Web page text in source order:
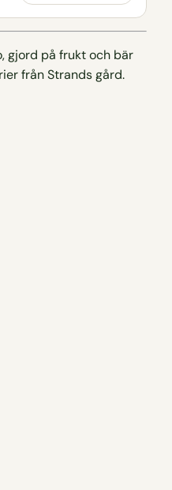
gjord på frukt och bär
från Strands gård.